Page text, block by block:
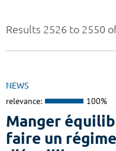
Results 2526 to 2550
NEWS
relevance: 100%
Manger
faire un